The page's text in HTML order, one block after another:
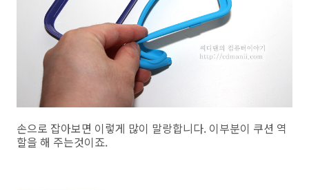
손으로 잡아보면 이렇게 많이 말랑합니다. 이부분이 쿠션 역
할을 해 주는것이죠.